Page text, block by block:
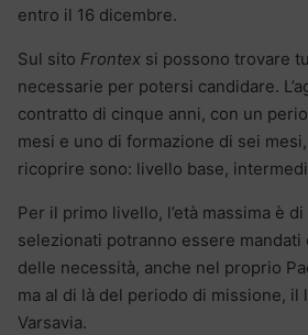
entro il 16 dicembre.
Sul sito Frontex si possono trovare
necessarie per potersi candidare.
contratto di cinque anni, con un
mesi e uno di formazione di sei
ricoprire sono: livello base,
Per il primo livello, l’età massima è
selezionati potranno essere mandati
delle necessità, anche nel proprio
ma al di là del periodo di missione, il
Varsavia.